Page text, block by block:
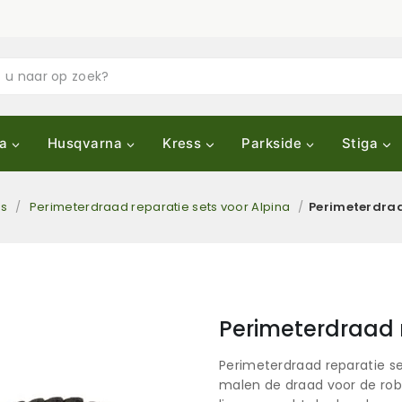
Husqvarna Kress Parkside Stiga
/ Perimeterdraad reparatie sets voor Alpina /
Perimeterdraad reparatie
malen de draad voor de